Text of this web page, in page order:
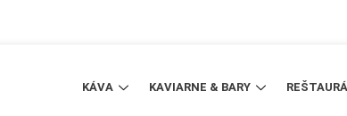
KÁVA KAVIARNE & BARY